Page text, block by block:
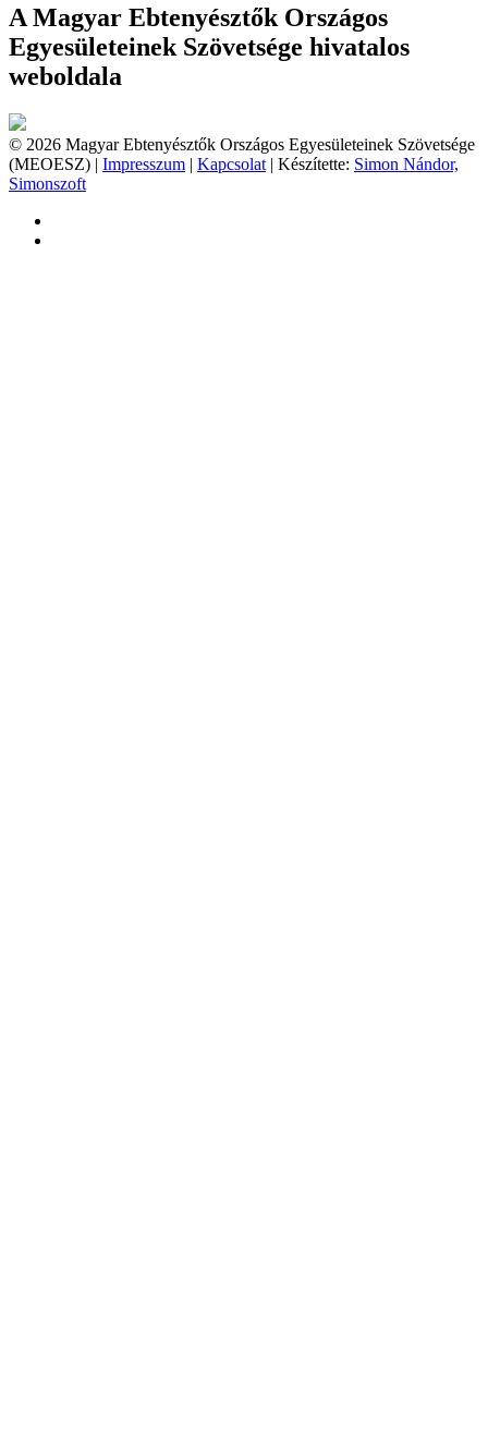
A Magyar Ebtenyésztők Országos
Egyesületeinek Szövetsége hivatalos
weboldala
© 2026 Magyar Ebtenyésztők Országos Egyesületeinek Szövetsége
(MEOESZ) | Impresszum | Kapcsolat | Készítette: Simon Nándor,
Simonszoft